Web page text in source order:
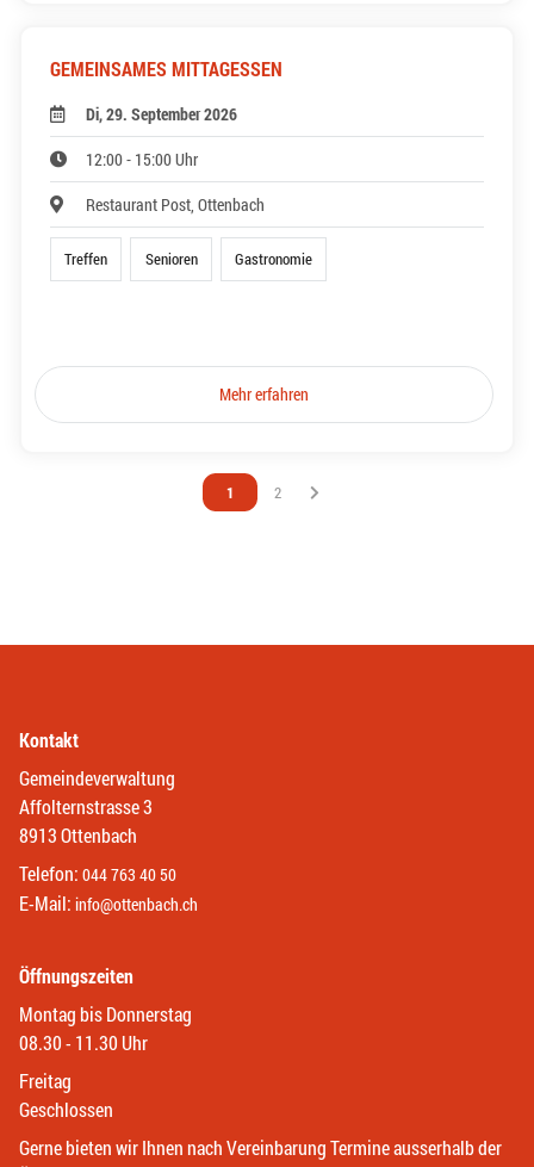
GEMEINSAMES MITTAGESSEN
Di, 29. September 2026
12:00 - 15:00 Uhr
Restaurant Post, Ottenbach
Treffen Senioren Gastronomie
Mehr erfahren
Vous êtes sur la page
1 Vous êtes sur la page
2
Kontakt
Gemeindeverwaltung
Affolternstrasse 3
8913 Ottenbach
Telefon: 044 763 40 50
E-Mail: info@ottenbach.ch
Öffnungszeiten
Montag bis Donnerstag
08.30 - 11.30 Uhr
Freitag
Geschlossen
Gerne bieten wir Ihnen nach Vereinbarung Termine ausserhalb der